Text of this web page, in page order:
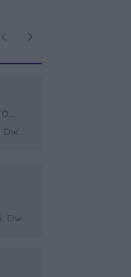
PoprzednieNastępne
!
oceanem